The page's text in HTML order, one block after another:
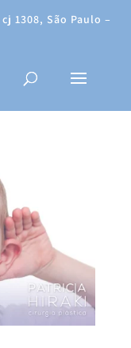
1308, São Paulo –